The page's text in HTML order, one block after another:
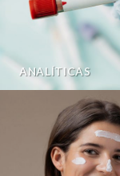
ANALÍTICAS